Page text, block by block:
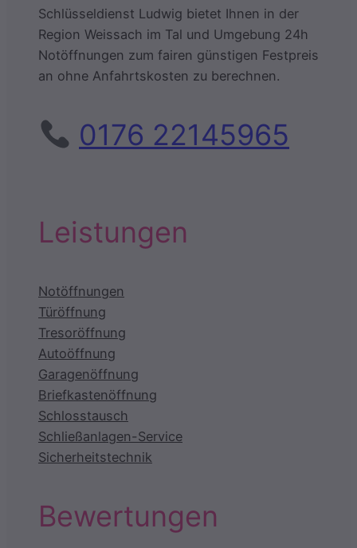
Schlüsseldienst Ludwig bietet Ihnen in der
Region Weissach im Tal und Umgebung 24h
Notöffnungen zum fairen günstigen Festpreis
an ohne Anfahrtskosten zu berechnen.
0176 22145965
Leistungen
Notöffnungen
Türöffnung
Tresoröffnung
Autoöffnung
Garagenöffnung
Briefkastenöffnung
Schlosstausch
Schließanlagen-Service
Sicherheitstechnik
Bewertungen